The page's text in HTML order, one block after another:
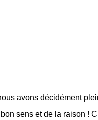
avons décidément
sens et de la raison !